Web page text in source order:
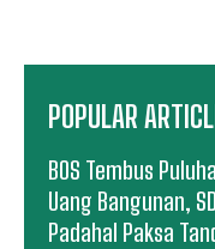
POPULAR
BOS Tembus
Uang Bangunan,
Padahal Paksa